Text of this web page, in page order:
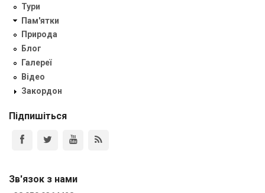
Тури
Пам'ятки
Природа
Блог
Галереї
Відео
Закордон
Підпишіться
Зв'язок з нами